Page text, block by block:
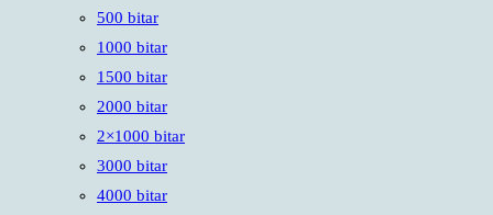
500 bitar
1000 bitar
1500 bitar
2000 bitar
2×1000 bitar
3000 bitar
4000 bitar